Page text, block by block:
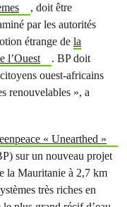
, doit être
par les autorités
étrange de la
l’Ouest
. BP doit
ouest-africains
renouvelables », a
« Unearthed »
sur un nouveau projet
la Mauritanie à 2,7 km
très riches en